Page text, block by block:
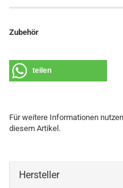
Zubehör
teilen
Für weitere Informationen
diesem Artikel.
Hersteller